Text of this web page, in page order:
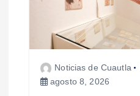
Noticias de Cuautla
agosto 8, 2026